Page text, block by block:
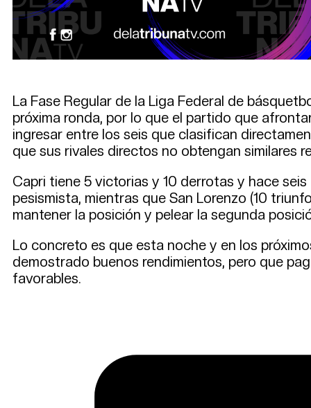
La Fase Regular de la Liga Federal de
próxima ronda, por lo que el partido que
ingresar entre los seis que clasifican
que sus rivales directos no obtengan similares
Capri tiene 5 victorias y 10 derrotas y hace
pesismista, mientras que San Lorenzo (10
mantener la posición y pelear la segunda
Lo concreto es que esta noche y en los
demostrado buenos rendimientos, pero que
favorables.